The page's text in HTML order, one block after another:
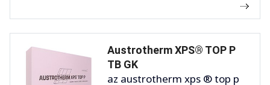
Austrotherm XPS® TOP P
TB GK
az austrotherm xps ® top p